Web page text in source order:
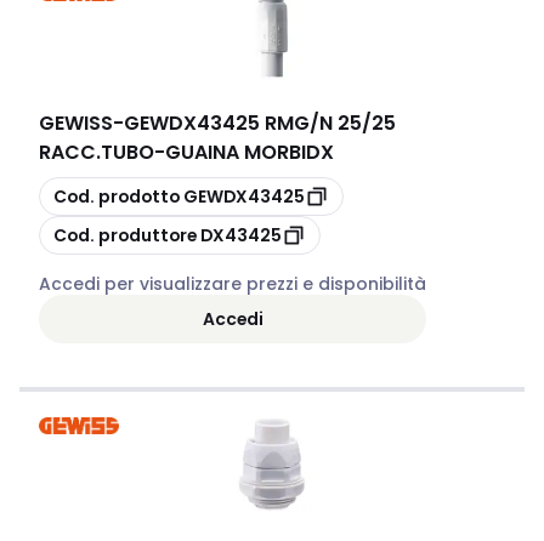
GEWISS-GEWDX43425 RMG/N 25/25
RACC.TUBO-GUAINA MORBIDX
copia
Cod. prodotto GEWDX43425
copia
Cod. produttore DX43425
Accedi per visualizzare prezzi e disponibilità
Accedi